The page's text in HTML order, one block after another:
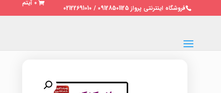
فروشگاه اینترنتی پرواز 09128501125 / 02122691010
0 آیتم